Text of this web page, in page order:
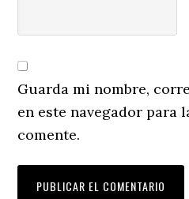
Guarda mi nombre,
en este navegador para
comente.